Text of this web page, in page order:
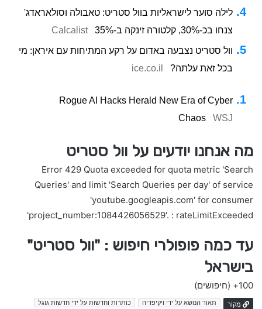
לילה סוער לישראליות בוול סטריט: טאבולה וסולאראדג'
צנחו בכ-30%, קלטורה זינקה ב-35%
Calcalist
וול סטריט נצבעה באדום על רקע המתיחות עם איראן: מי
בכל זאת עלתה?
ice.co.il
Rogue AI Hacks Herald New Era of Cyber
Chaos
WSJ
מה אנחנו יודעים על וול סטריט
Error 429 Quota exceeded for quota metric 'Search
Queries' and limit 'Search Queries per day' of service
'youtube.googleapis.com' for consumer
'project_number:1084426056529'. : rateLimitExceeded
עד כמה פופולרי חיפוש : "וול סטריט"
בישראל
100+ (חיפושים)
מָקוֹר תאור הנושא על ידי ויקיפדיה
כותרות וחדשות על ידי חדשות גוגל